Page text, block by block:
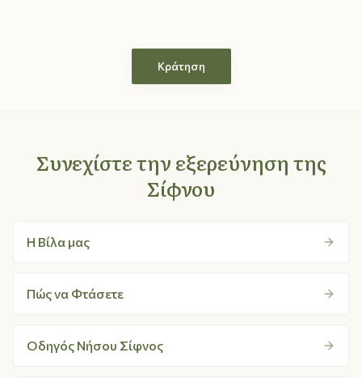
Κράτηση
Συνεχίστε την εξερεύνηση της
Σίφνου
Η Βίλα μας
Πώς να Φτάσετε
Οδηγός Νήσου Σίφνος